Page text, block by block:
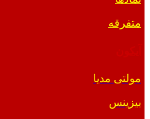
متفرقه
مولتی مدیا
بیزینس